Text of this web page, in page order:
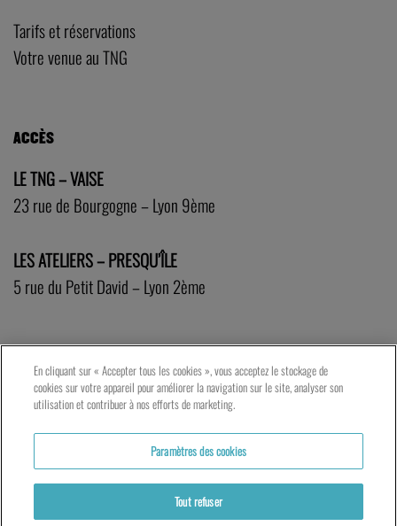
Tarifs et réservations
Votre venue au TNG
ACCÈS
LE TNG – VAISE
23 rue de Bourgogne – Lyon 9ème
LES ATELIERS – PRESQU’ÎLE
5 rue du Petit David – Lyon 2ème
En cliquant sur « Accepter tous les cookies », vous acceptez le stockage de
cookies sur votre appareil pour améliorer la navigation sur le site, analyser son
utilisation et contribuer à nos efforts de marketing.
Paramètres des cookies
Tout refuser